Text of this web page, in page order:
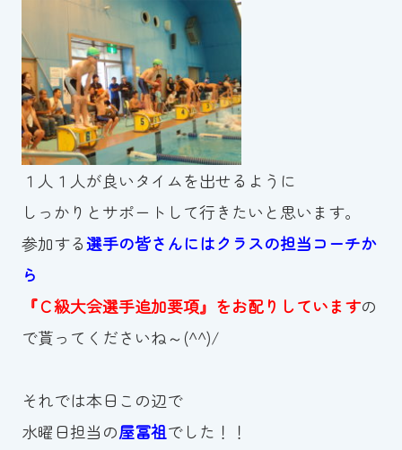
１人１人が良いタイムを出せるように
しっかりとサポートして行きたいと思います。
参加する選手の皆さんにはクラスの担当コーチか
ら
『Ｃ級大会選手追加要項』をお配りしていますの
で貰ってくださいね～(^^)/
それでは本日この辺で
水曜日担当の屋冨祖でした！！